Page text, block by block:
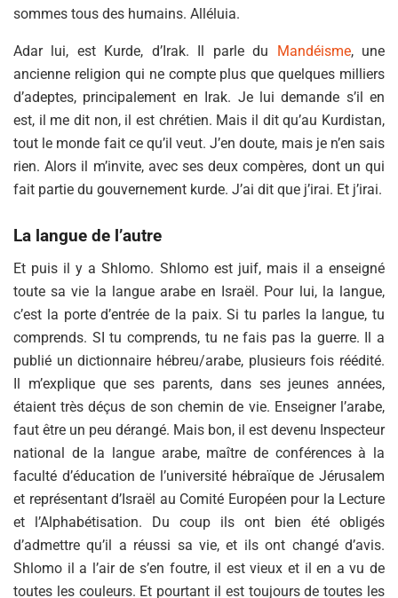
sommes tous des humains. Alléluia.
Adar lui, est Kurde, d’Irak. Il parle du Mandéisme, une
ancienne religion qui ne compte plus que quelques milliers
d’adeptes, principalement en Irak. Je lui demande s’il en
est, il me dit non, il est chrétien. Mais il dit qu’au Kurdistan,
tout le monde fait ce qu’il veut. J’en doute, mais je n’en sais
rien. Alors il m’invite, avec ses deux compères, dont un qui
fait partie du gouvernement kurde. J’ai dit que j’irai. Et j’irai.
La langue de l’autre
Et puis il y a Shlomo. Shlomo est juif, mais il a enseigné
toute sa vie la langue arabe en Israël. Pour lui, la langue,
c’est la porte d’entrée de la paix. Si tu parles la langue, tu
comprends. SI tu comprends, tu ne fais pas la guerre. Il a
publié un dictionnaire hébreu/arabe, plusieurs fois réédité.
Il m’explique que ses parents, dans ses jeunes années,
étaient très déçus de son chemin de vie. Enseigner l’arabe,
faut être un peu dérangé. Mais bon, il est devenu Inspecteur
national de la langue arabe, maître de conférences à la
faculté d’éducation de l’université hébraïque de Jérusalem
et représentant d’Israël au Comité Européen pour la Lecture
et l’Alphabétisation. Du coup ils ont bien été obligés
d’admettre qu’il a réussi sa vie, et ils ont changé d’avis.
Shlomo il a l’air de s’en foutre, il est vieux et il en a vu de
toutes les couleurs. Et pourtant il est toujours de toutes les